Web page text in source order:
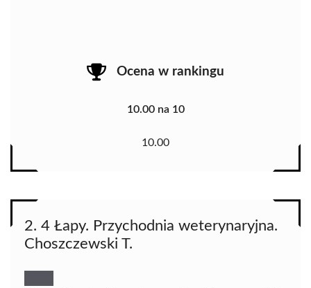
Ocena w rankingu
10.00 na 10
10.00
2. 4 Łapy. Przychodnia weterynaryjna.
Choszczewski T.